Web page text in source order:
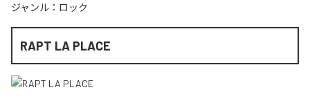
ジャンル： ロック
RAPT LA PLACE